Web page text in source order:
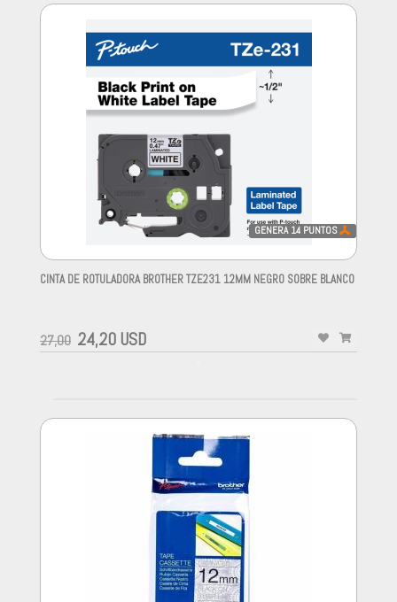
GENERA 14 PUNTOS
CINTA DE ROTULADORA BROTHER TZE231 12MM NEGRO SOBRE BLANCO
27,00 24,20 USD